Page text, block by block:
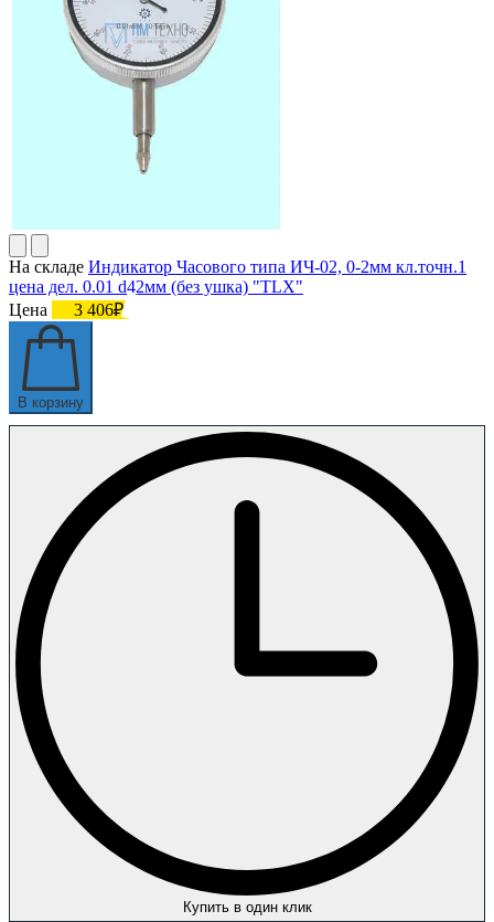
На складе Индикатор Часового типа ИЧ-02, 0-2мм кл.точн.1
цена дел. 0.01 d42мм (без ушка) "TLX"
Цена
3 406₽
В корзину
Купить в один клик